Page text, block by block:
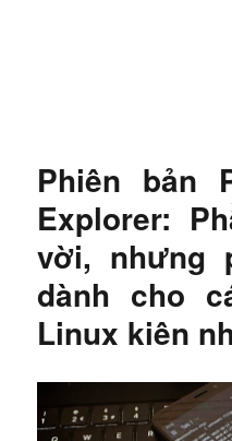
Phiên bản
Explorer:
vời, nhưng
dành cho
Linux kiên